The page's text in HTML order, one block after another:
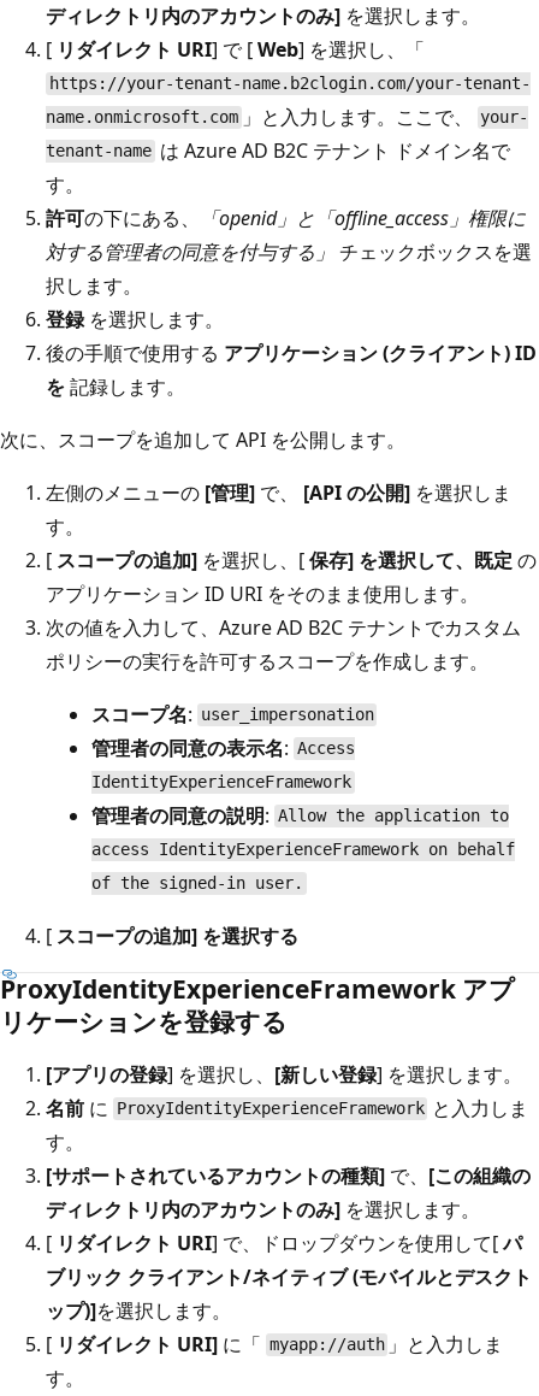
ディレクトリ内のアカウントのみ] を選択します。
[ リダイレクト URI] で [Web] を選択し、「
https://your-tenant-name.b2clogin.com/your-tenant-
name.onmicrosoft.com 」と入力します。ここで、
your-
tenant-name は Azure AD B2C テナント ドメイン名で
す。
許可の下にある、
「openid」と「offline_access」権限に
対する管理者の同意を付与する」 チェックボックスを選
択します。
登録を選択します。
後の手順で使用する アプリケーション (クライアント) ID
を記録します。
次に、スコープを追加して API を公開します。
左側のメニューの [管理] で、 [API の公開] を選択しま
す。
[ スコープの追加] を選択し、[保存] を選択して、既定 の
アプリケーション ID URI をそのまま使用します。
次の値を入力して、Azure AD B2C テナントでカスタム
ポリシーの実行を許可するスコープを作成します。
スコープ名: user_impersonation
管理者の同意の表示名: Access
IdentityExperienceFramework
管理者の同意の説明: Allow the application to
access IdentityExperienceFramework on behalf
of the signed-in user.
[ スコープの追加] を選択する
ProxyIdentityExperienceFramework アプ
リケーションを登録する
[アプリの登録] を選択し、 [新しい登録] を選択します。
名前 に ProxyIdentityExperienceFramework と入力しま
す。
[サポートされているアカウントの種類] で、 [この組織の
ディレクトリ内のアカウントのみ] を選択します。
[ リダイレクト URI] で、ドロップダウンを使用して[パ
ブリック クライアント/ネイティブ (モバイルとデスクト
ップ)]を選択します。
[ リダイレクト URI] に「 myapp://auth 」と入力しま
す。